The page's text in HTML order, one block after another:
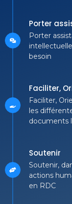
Porter
Porter
besoin
Faciliter,
Faciliter,
les
documents
Soutenir
Soutenir,
actions
en RDC